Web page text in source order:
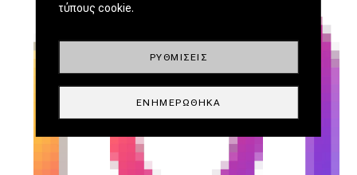
τύπους cookie.
ΡΥΘΜΊΣΕΙΣ
ΕΝΗΜΕΡΏΘΗΚΑ